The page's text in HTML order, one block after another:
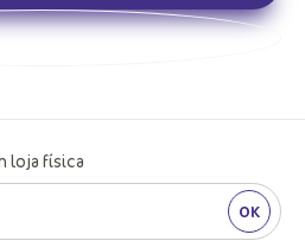
loja física
OK